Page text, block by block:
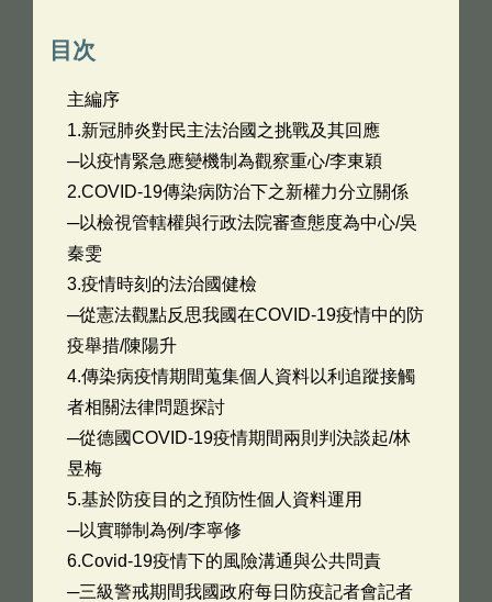
目次
主編序
1.新冠肺炎對民主法治國之挑戰及其回應
─以疫情緊急應變機制為觀察重心/李東穎
2.COVID-19傳染病防治下之新權力分立關係
─以檢視管轄權與行政法院審查態度為中心/吳
秦雯
3.疫情時刻的法治國健檢
─從憲法觀點反思我國在COVID-19疫情中的防
疫舉措/陳陽升
4.傳染病疫情期間蒐集個人資料以利追蹤接觸
者相關法律問題探討
─從德國COVID-19疫情期間兩則判決談起/林
昱梅
5.基於防疫目的之預防性個人資料運用
─以實聯制為例/李寧修
6.Covid-19疫情下的風險溝通與公共問責
─三級警戒期間我國政府每日防疫記者會記者